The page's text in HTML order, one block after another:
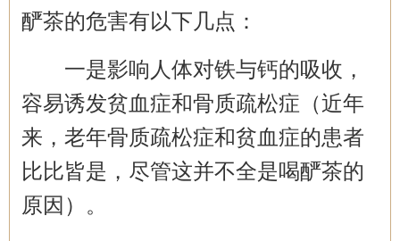
酽茶的危害有以下几点：
一是影响人体对铁与钙的吸收，
容易诱发贫血症和骨质疏松症（近年
来，老年骨质疏松症和贫血症的患者
比比皆是，尽管这并不全是喝酽茶的
原因）。